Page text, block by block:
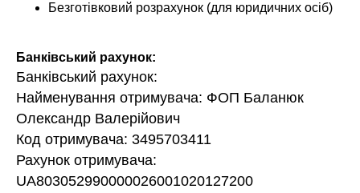
Безготівковий розрахунок (для юридичних осіб)
Банківський рахунок:
Банківський рахунок:
Найменування отримувача: ФОП Баланюк
Олександр Валерійович
Код отримувача: 3495703411
Рахунок отримувача:
UA803052990000026001020127200